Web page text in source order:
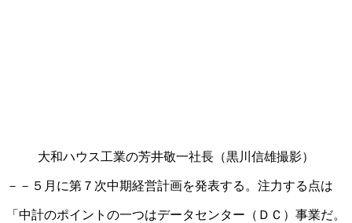
大和ハウス工業の芳井敬一社長（黒川信雄撮影）
－－５月に第７次中期経営計画を発表する。注力する点は
「中計のポイントの一つはデータセンター（ＤＣ）事業だ。